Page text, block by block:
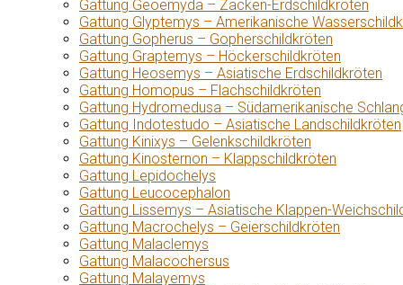
Gattung Geoemyda – Zacken-Erdschildkröten
Gattung Glyptemys – Amerikanische
Gattung Gopherus – Gopherschildkröten
Gattung Graptemys – Höckerschildkröten
Gattung Heosemys – Asiatische Erdschildkröten
Gattung Homopus – Flachschildkröten
Gattung Hydromedusa – Südamerikanische
Gattung Indotestudo – Asiatische Landschildkröten
Gattung Kinixys – Gelenkschildkröten
Gattung Kinosternon – Klappschildkröten
Gattung Lepidochelys
Gattung Leucocephalon
Gattung Lissemys – Asiatische Klappen-
Gattung Macrochelys – Geierschildkröten
Gattung Malaclemys
Gattung Malacochersus
Gattung Malayemys